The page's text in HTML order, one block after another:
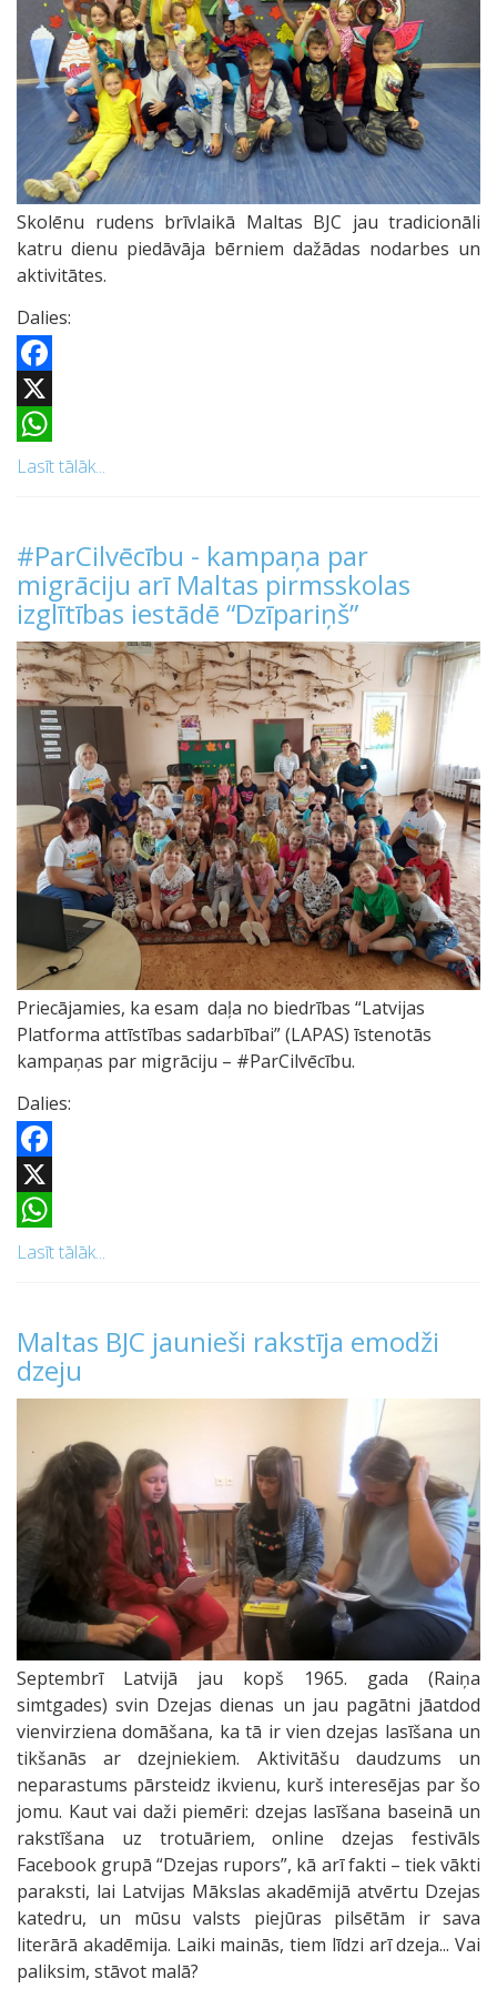
Skolēnu rudens brīvlaikā Maltas BJC jau tradicionāli
katru dienu piedāvāja bērniem dažādas nodarbes un
aktivitātes.
Dalies:
Facebook
X
WhatsApp
Lasīt tālāk...
#ParCilvēcību - kampaņa par
migrāciju arī Maltas pirmsskolas
izglītības iestādē “Dzīpariņš”
Priecājamies, ka esam daļa no biedrības “Latvijas
Platforma attīstības sadarbībai” (LAPAS) īstenotās
kampaņas par migrāciju – #ParCilvēcību.
Dalies:
Facebook
X
WhatsApp
Lasīt tālāk...
Maltas BJC jaunieši rakstīja emodži
dzeju
Septembrī Latvijā jau kopš 1965. gada (Raiņa
simtgades) svin Dzejas dienas un jau pagātni jāatdod
vienvirziena domāšana, ka tā ir vien dzejas lasīšana un
tikšanās ar dzejniekiem. Aktivitāšu daudzums un
neparastums pārsteidz ikvienu, kurš interesējas par šo
jomu. Kaut vai daži piemēri: dzejas lasīšana baseinā un
rakstīšana uz trotuāriem, online dzejas festivāls
Facebook grupā “Dzejas rupors”, kā arī fakti – tiek vākti
paraksti, lai Latvijas Mākslas akadēmijā atvērtu Dzejas
katedru, un mūsu valsts piejūras pilsētām ir sava
literārā akadēmija. Laiki mainās, tiem līdzi arī dzeja... Vai
paliksim, stāvot malā?